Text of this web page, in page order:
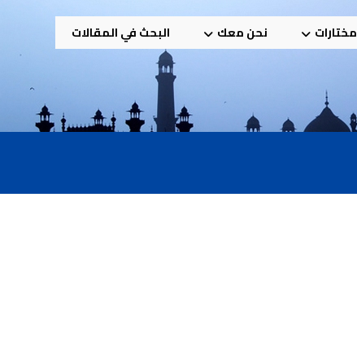
مختارات نحن معك البحث في المقالات